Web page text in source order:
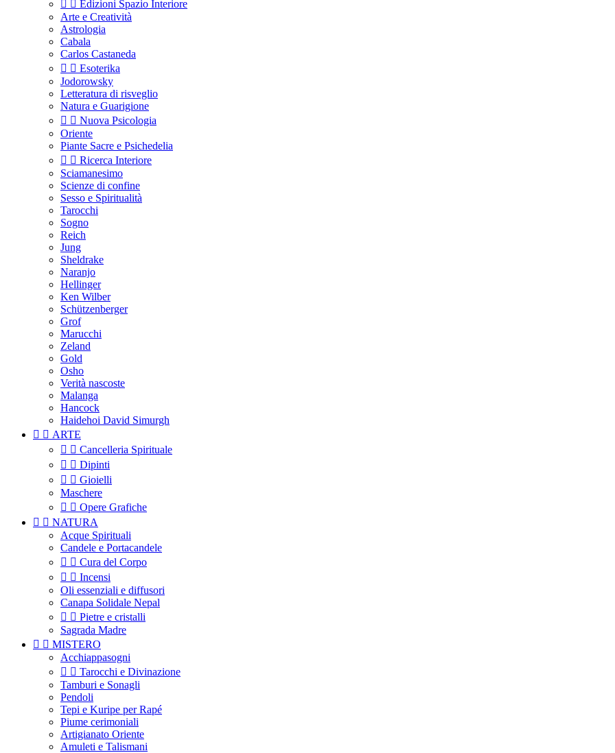
  Edizioni Spazio Interiore
Arte e Creatività
Astrologia
Cabala
Carlos Castaneda
  Esoterika
Jodorowsky
Letteratura di risveglio
Natura e Guarigione
  Nuova Psicologia
Oriente
Piante Sacre e Psichedelia
  Ricerca Interiore
Sciamanesimo
Scienze di confine
Sesso e Spiritualità
Tarocchi
Sogno
Reich
Jung
Sheldrake
Naranjo
Hellinger
Ken Wilber
Schützenberger
Grof
Marucchi
Zeland
Gold
Osho
Verità nascoste
Malanga
Hancock
Haidehoi David Simurgh
  ARTE
  Cancelleria Spirituale
  Dipinti
  Gioielli
Maschere
  Opere Grafiche
  NATURA
Acque Spirituali
Candele e Portacandele
  Cura del Corpo
  Incensi
Oli essenziali e diffusori
Canapa Solidale Nepal
  Pietre e cristalli
Sagrada Madre
  MISTERO
Acchiappasogni
  Tarocchi e Divinazione
Tamburi e Sonagli
Pendoli
Tepi e Kuripe per Rapé
Piume cerimoniali
Artigianato Oriente
Amuleti e Talismani